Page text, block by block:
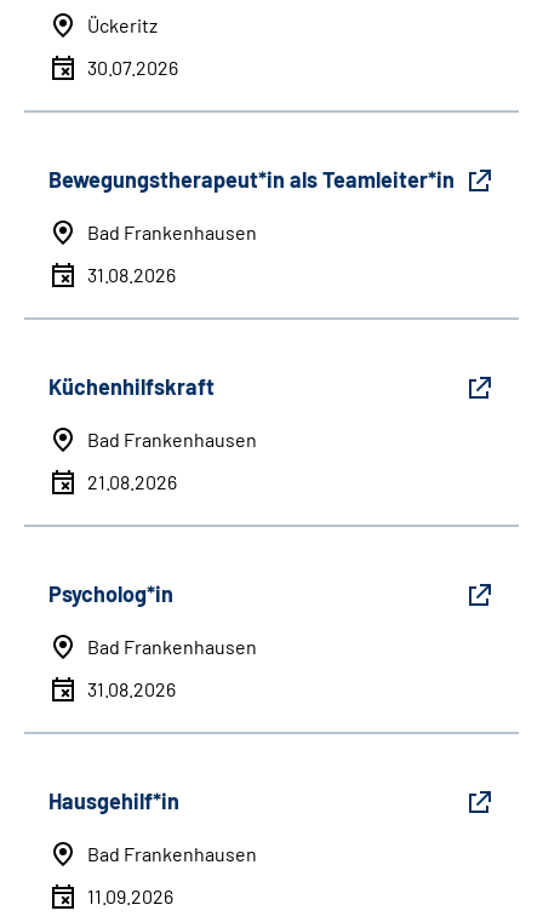
Ückeritz
30.07.2026
Bewegungstherapeut*in als Teamleiter*in
Bad Frankenhausen
31.08.2026
Küchenhilfskraft
Bad Frankenhausen
21.08.2026
Psycholog*in
Bad Frankenhausen
31.08.2026
Hausgehilf*in
Bad Frankenhausen
11.09.2026